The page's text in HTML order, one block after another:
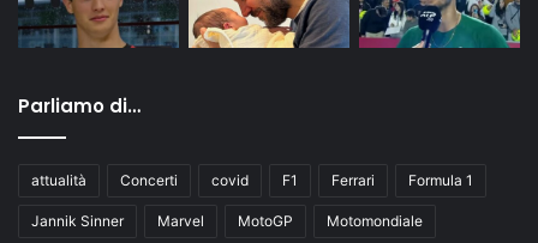
Parliamo di…
attualità Concerti covid F1 Ferrari Formula 1
Jannik Sinner Marvel MotoGP Motomondiale